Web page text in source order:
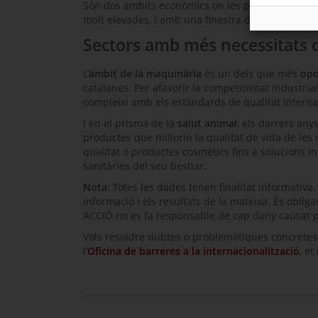
Són dos àmbits econòmics on les possibilitats
molt elevades, i amb una finestra de rendibilitat
Sectors amb més necessitats
L’àmbit de la maquinària és un dels que més
catalanes. Per afavorir la competitivitat
compleixi amb els estàndards de qualitat
I en el prisma de la salut animal, els darrers
productes que millorin la qualitat de vida de les
qualitat o productes cosmètics fins a solucions
sanitàries del seu bestiar.
Nota: Totes les dades tenen finalitat
informació i els resultats de la mateixa. És
ACCIÓ no es fa responsable de cap dany causat
Vols resoldre dubtes o problemàtiques
l’Oficina de barreres a la internacionalització, et